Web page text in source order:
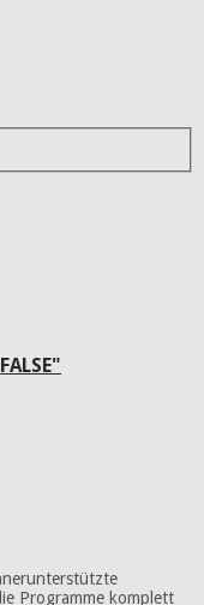
Programme komplett